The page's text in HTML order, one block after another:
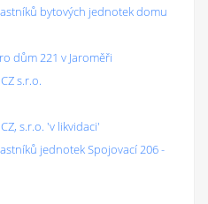
bytových jednotek domu
dům 221 v Jaroměři
s.r.o.
s.r.o. 'v likvidaci'
jednotek Spojovací 206 -